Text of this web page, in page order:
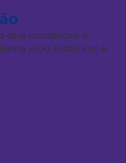
que comprove a
e/ou histórico) e